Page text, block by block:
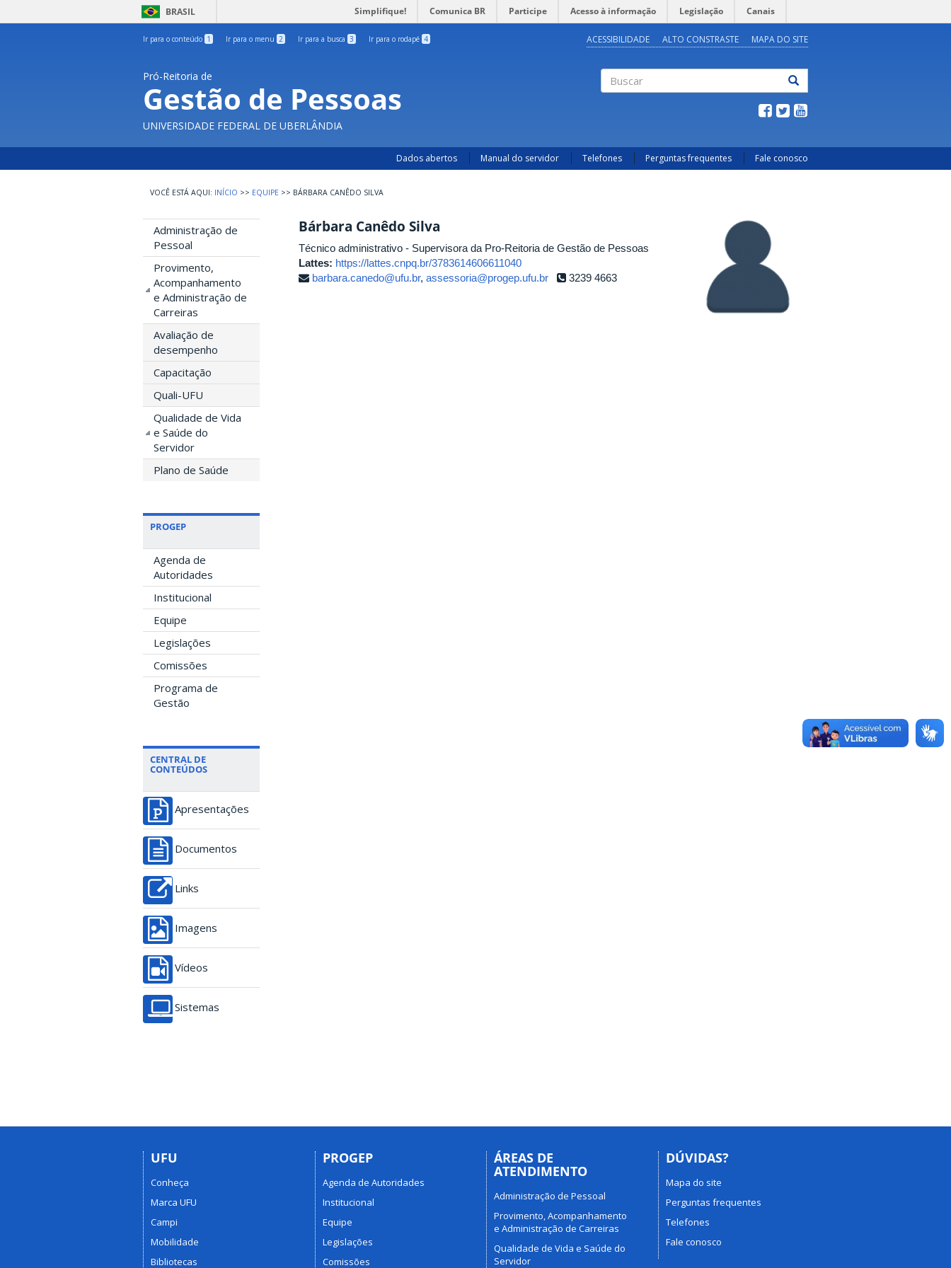
BRASIL Simplifique! Comunica BR Participe Acesso à informação Legislação Canais
Ir para o conteúdo 1 Ir para o menu 2 Ir para a busca 3 Ir para o rodapé 4 ACESSIBILIDADE ALTO CONSTRASTE MAPA DO SITE
Pró-Reitoria de
Gestão de Pessoas
UNIVERSIDADE FEDERAL DE UBERLÂNDIA
Dados abertos Manual do servidor Telefones Perguntas frequentes Fale conosco
INÍCIO >> EQUIPE >> BÁRBARA CANÊDO SILVA
Administração de
Pessoal
Provimento,
Acompanhamento
e Administração de
Carreiras
Avaliação de
desempenho
Capacitação
Quali-UFU
Qualidade de Vida
e Saúde do
Servidor
Plano de Saúde
PROGEP
Agenda de
Autoridades
Institucional
Equipe
Legislações
Comissões
Programa de
Gestão
CENTRAL DE
CONTEÚDOS
Apresentações
Documentos
Links
Imagens
Vídeos
Sistemas
Bárbara Canêdo Silva
Técnico administrativo - Supervisora da Pro-Reitoria de Gestão de Pessoas
Lattes: https://lattes.cnpq.br/3783614606611040
barbara.canedo@ufu.br, assessoria@progep.ufu.br 3239 4663
UFU
Conheça
Marca UFU
Campi
Mobilidade
Bibliotecas
PROGEP
Agenda de Autoridades
Institucional
Equipe
Legislações
Comissões
ÁREAS DE
ATENDIMENTO
Administração de Pessoal
Provimento, Acompanhamento
e Administração de Carreiras
Qualidade de Vida e Saúde do
Servidor
DÚVIDAS?
Mapa do site
Perguntas frequentes
Telefones
Fale conosco